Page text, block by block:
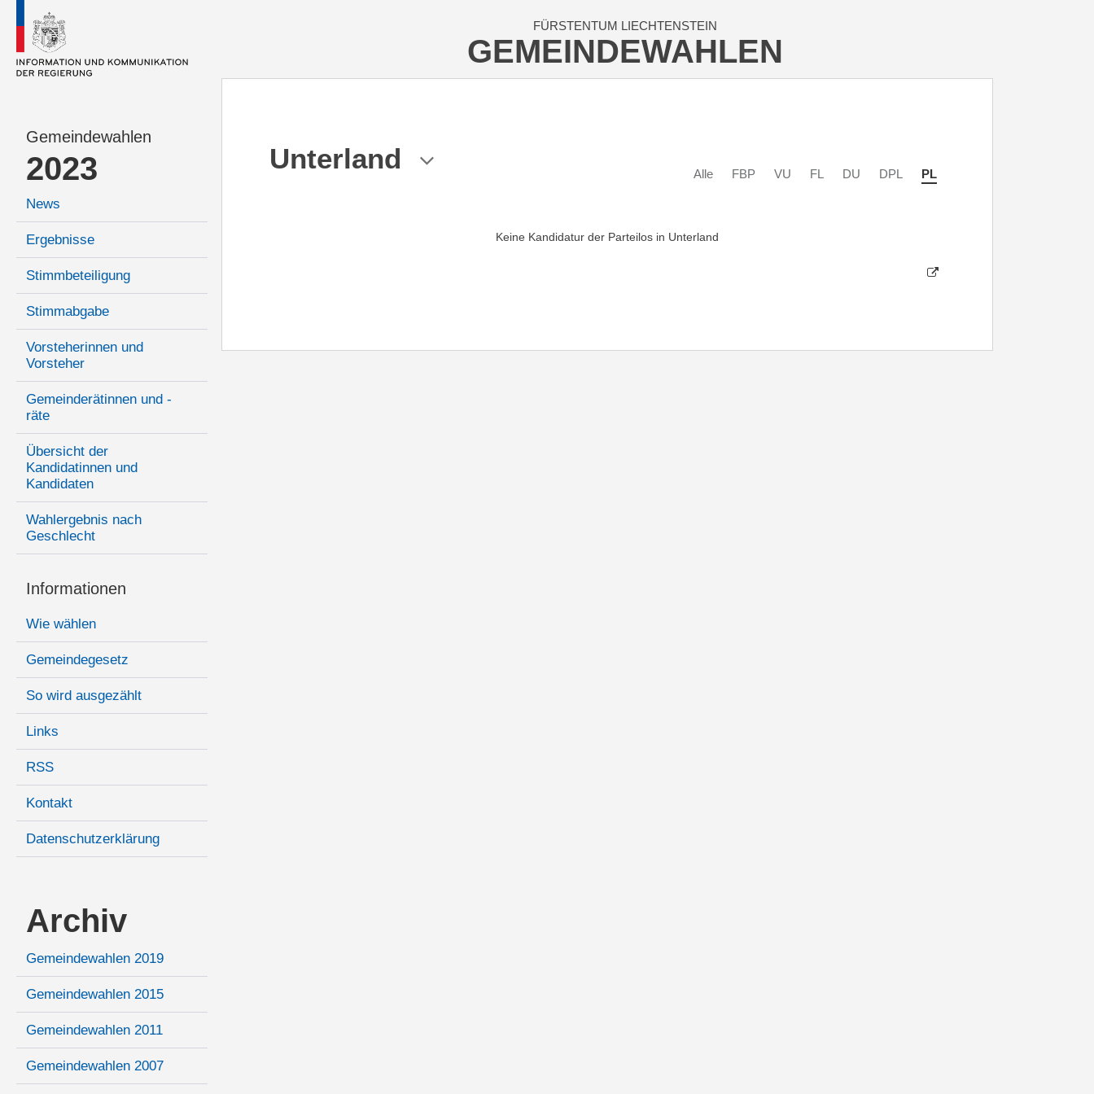
FÜRSTENTUM LIECHTENSTEIN
GEMEINDEWAHLEN
Gemeindewahlen
2023
News
Ergebnisse
Stimmbeteiligung
Stimmabgabe
Vorsteherinnen und
Vorsteher
Gemeinderätinnen und -
räte
Übersicht der
Kandidatinnen und
Kandidaten
Wahlergebnis nach
Geschlecht
Informationen
Wie wählen
Gemeindegesetz
So wird ausgezählt
Links
RSS
Kontakt
Datenschutzerklärung
Archiv
Gemeindewahlen 2019
Gemeindewahlen 2015
Gemeindewahlen 2011
Gemeindewahlen 2007
Unterland Alle FBP VU FL DU DPL PL
Keine Kandidatur der Parteilos in Unterland